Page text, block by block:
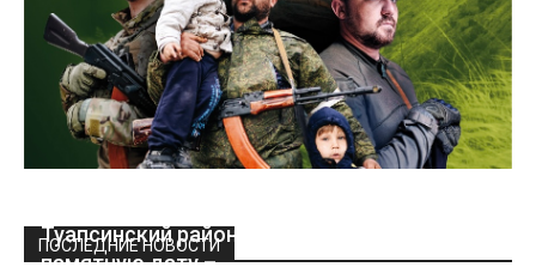
ПОСЛЕДНИЕ НОВОСТИ
Туапсинский район отметил сегодня
памятную дату –